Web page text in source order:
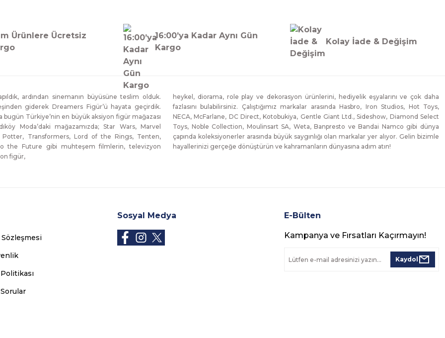
Ürünlere Ücretsiz
16:00’ya Kadar Aynı Gün
Kargo
Kolay İade & Değişim
ardından sinemanın büyüsüne teslim olduk.
giderek Dreamers Figür’ü hayata geçirdik.
bugün Türkiye’nin en büyük aksiyon figür mağazası
Moda’daki mağazamızda; Star Wars, Marvel
Potter, Transformers, Lord of the Rings, Tenten,
the Future gibi muhteşem filmlerin, televizyon
figür,
heykel, diorama, role play ve dekorasyon ürünlerini, hediyelik eşyalarını ve çok daha
fazlasını bulabilirsiniz. Çalıştığımız markalar arasında Hasbro, Iron Studios, Hot Toys,
NECA, McFarlane, DC Direct, Kotobukiya, Gentle Giant Ltd., Sideshow, Diamond Select
Toys, Noble Collection, Moulinsart SA, Weta, Banpresto ve Bandai Namco gibi dünya
çapında koleksiyonerler arasında büyük saygınlığı olan markalar yer alıyor. Gelin bizimle
hayallerinizi gerçeğe dönüştürün ve kahramanların dünyasına adım atın!
Sözleşmesi
Sosyal Medya E-Bülten
Kampanya ve Fırsatları Kaçırmayın!
Kaydol